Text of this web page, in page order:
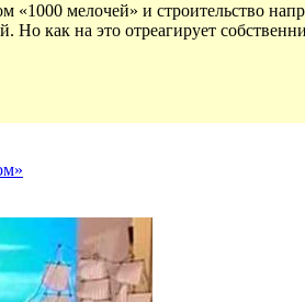
мелочей» и строительство
как на это отреагирует